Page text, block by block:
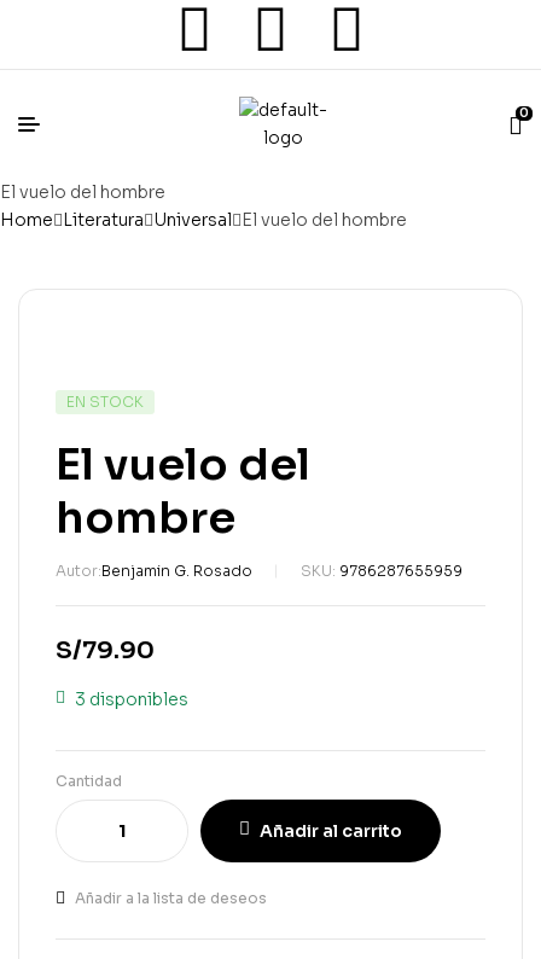
0
El vuelo del hombre
Home Literatura Universal El vuelo del hombre
EN STOCK
El vuelo del
hombre
Autor:Benjamin G. Rosado SKU: 9786287655959
S/79.90
3 disponibles
Cantidad
Añadir al carrito
Añadir a la lista de deseos